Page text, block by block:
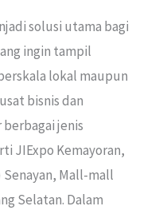
solusi utama bagi
ingin tampil
lokal maupun
bisnis dan
jenis
JIExpo Kemayoran,
Senayan, Mall-mall
Selatan. Dalam